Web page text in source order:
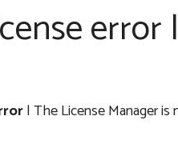
| The License Manager